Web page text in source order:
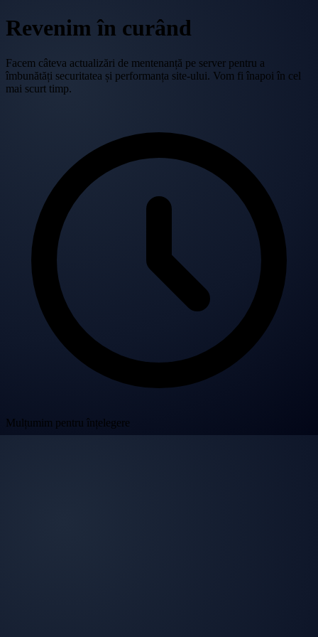
Revenim în curând
Facem câteva actualizări de mentenanță pe server pentru a
îmbunătăți securitatea și performanța site-ului. Vom fi înapoi în cel
mai scurt timp.
Mulțumim pentru înțelegere